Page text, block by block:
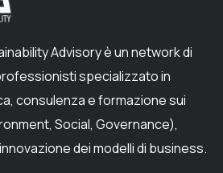
Advisory è un network di
specializzato in
consulenza e formazione sui
Social, Governance),
dei modelli di business.